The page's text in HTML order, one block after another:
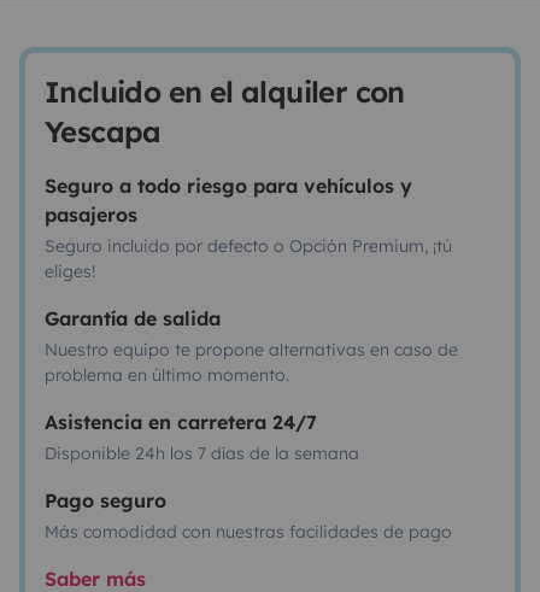
Incluido en el alquiler con
Yescapa
Seguro a todo riesgo para vehículos y
pasajeros
Seguro incluido por defecto o Opción Premium, ¡tú
eliges!
Garantía de salida
Nuestro equipo te propone alternativas en caso de
problema en último momento.
Asistencia en carretera 24/7
Disponible 24h los 7 días de la semana
Pago seguro
Más comodidad con nuestras facilidades de pago
Saber más